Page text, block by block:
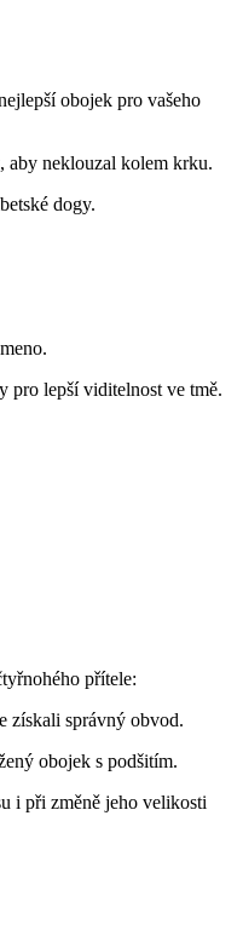
obojek pro vašeho
aby neklouzal kolem krku.
dogy.
pro lepší viditelnost ve tmě.
přítele:
získali správný obvod.
obojek s podšitím.
i při změně jeho velikosti